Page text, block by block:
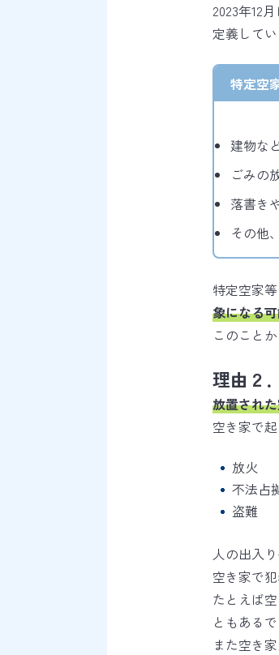
2023年12
定義してい
特定空
建物な
ごみの
落書き
その他
特定空家等
象になる
このこと
理由２
放置され
空き家で
放火
不法占
盗難
人の出入
空き家で
たとえば
ともあるで
また空き